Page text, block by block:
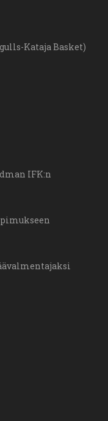
Kataja Basket)
IFK:n